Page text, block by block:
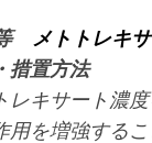
メトトレキ
措置方法
レキサート濃
用を増強する